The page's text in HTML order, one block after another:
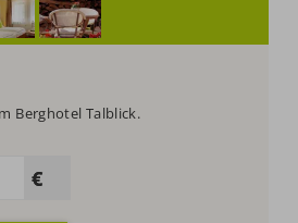
Berghotel Talblick.